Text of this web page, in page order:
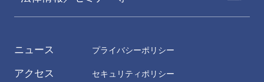
ニュース
アクセス
プライバシーポリシー
セキュリティポリシー